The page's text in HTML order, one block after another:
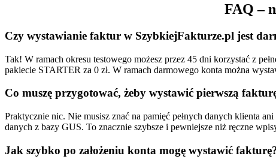
FAQ –
Czy wystawianie faktur w SzybkiejFakturze.pl jest
Tak! W ramach okresu testowego możesz przez 45 dni korzystać z
pakiecie STARTER za 0 zł. W ramach darmowego konta można
Co muszę przygotować, żeby wystawić pierwszą
Praktycznie nic. Nie musisz znać na pamięć pełnych danych klienta
danych z bazy GUS. To znacznie szybsze i pewniejsze niż ręczne
Jak szybko po założeniu konta mogę wystawić